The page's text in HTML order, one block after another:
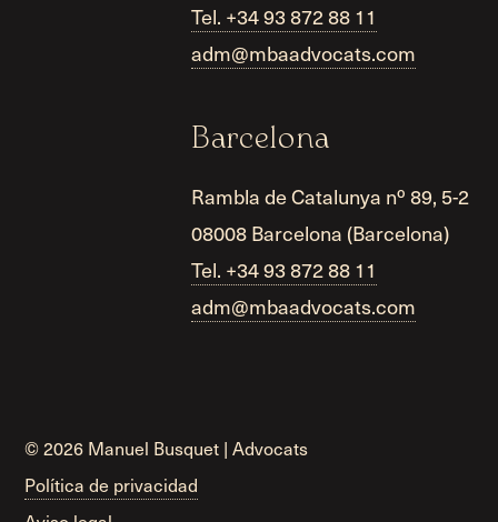
Tel. +34 93 872 88 11
adm@mbaadvocats.com
Barcelona
Rambla de Catalunya nº 89, 5-2
08008 Barcelona (Barcelona)
Tel. +34 93 872 88 11
adm@mbaadvocats.com
© 2026 Manuel Busquet | Advocats
Política de privacidad